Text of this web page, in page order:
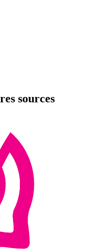
sources